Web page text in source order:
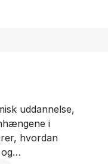
uddannelse,
i
hvordan
og…